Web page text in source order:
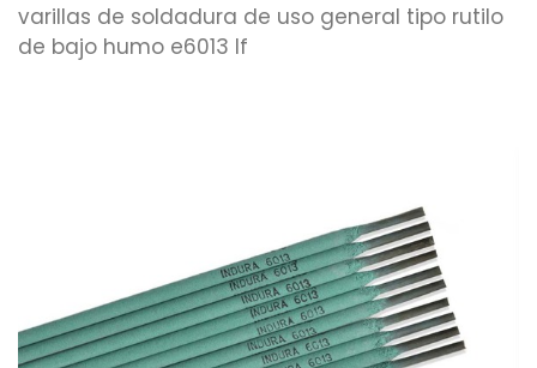
varillas de soldadura de uso general tipo rutilo
de bajo humo e6013 lf